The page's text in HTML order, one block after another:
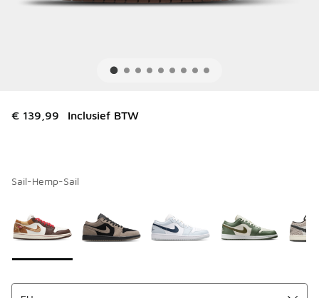
€ 139,99 Inclusief BTW
Sail-Hemp-Sail